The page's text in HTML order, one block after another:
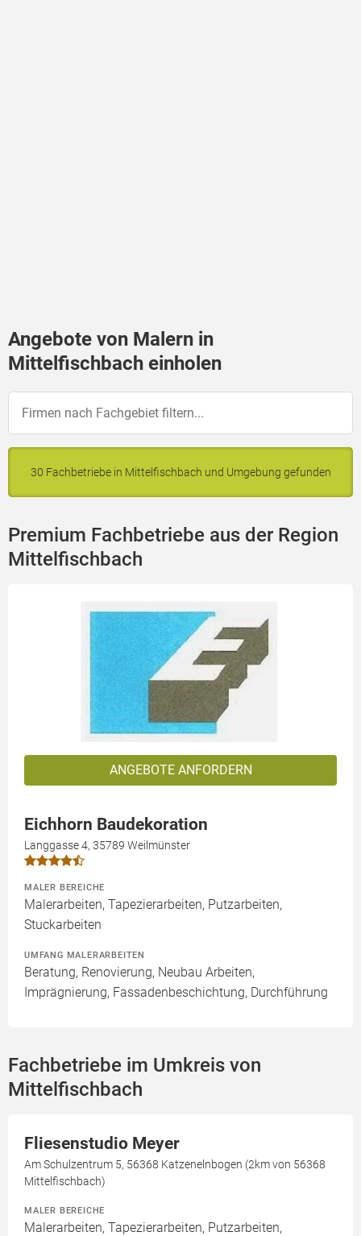
Angebote von Malern in
Mittelfischbach einholen
30 Fachbetriebe in Mittelfischbach und Umgebung gefunden
Premium Fachbetriebe aus der Region
Mittelfischbach
ANGEBOTE ANFORDERN
Eichhorn Baudekoration
Langgasse 4, 35789 Weilmünster
MALER BEREICHE
Malerarbeiten, Tapezierarbeiten, Putzarbeiten,
Stuckarbeiten
UMFANG MALERARBEITEN
Beratung, Renovierung, Neubau Arbeiten,
Imprägnierung, Fassadenbeschichtung, Durchführung
Fachbetriebe im Umkreis von
Mittelfischbach
Fliesenstudio Meyer
Am Schulzentrum 5, 56368 Katzenelnbogen (2km von 56368
Mittelfischbach)
MALER BEREICHE
Malerarbeiten, Tapezierarbeiten, Putzarbeiten,